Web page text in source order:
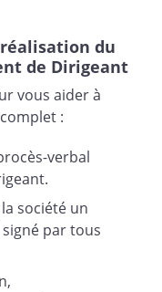
et de
du
de Dirigeant
vous aider à
:
verbal
société un
par tous